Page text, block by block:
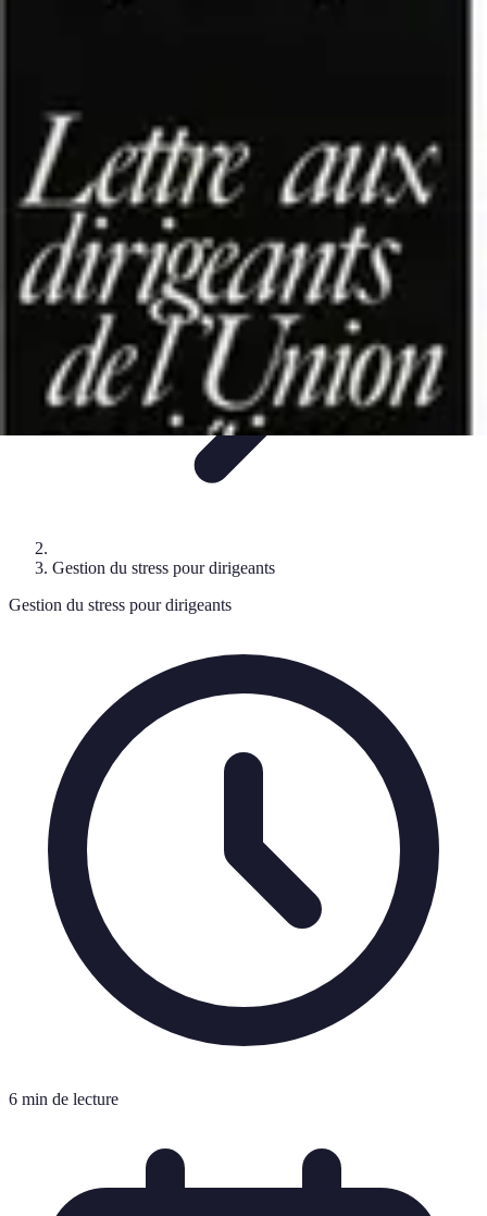
Stress Management Dirigeants
Gestion du stress pour dirigeants
Gestion du stress pour dirigeants
6 min de lecture